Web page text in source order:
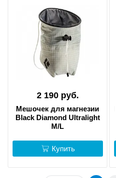
2 190 руб.
Мешочек для магнезии
Black Diamond Ultralight
M/L
Купить